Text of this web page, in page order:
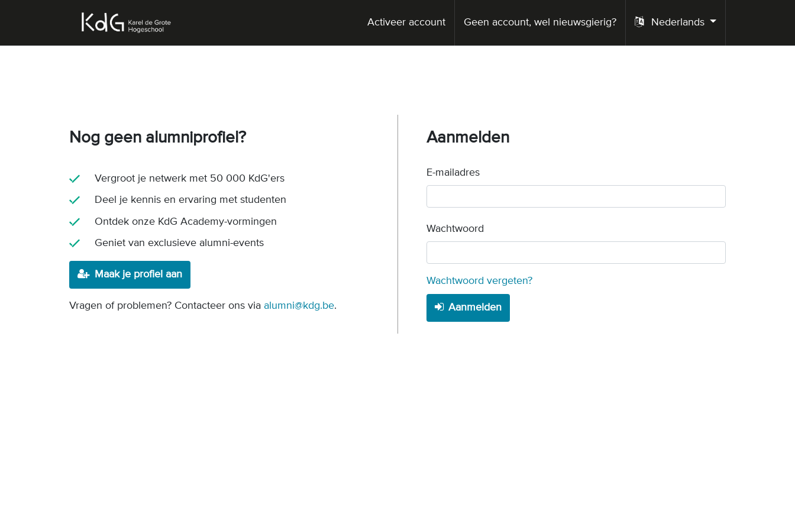
Activeer account Geen account, wel nieuwsgierig? Nederlands
Nog geen alumniprofiel?
Vergroot je netwerk met 50 000 KdG'ers
Deel je kennis en ervaring met studenten
Ontdek onze KdG Academy-vormingen
Geniet van exclusieve alumni-events
Maak je profiel aan
Vragen of problemen? Contacteer ons via alumni@kdg.be.
Aanmelden
E-mailadres
Wachtwoord
Wachtwoord vergeten?
Aanmelden